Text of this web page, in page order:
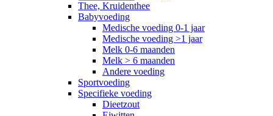
Thee, Kruidenthee
Babyvoeding
Medische voeding 0-1 jaar
Medische voeding >1 jaar
Melk 0-6 maanden
Melk > 6 maanden
Andere voeding
Sportvoeding
Specifieke voeding
Dieetzout